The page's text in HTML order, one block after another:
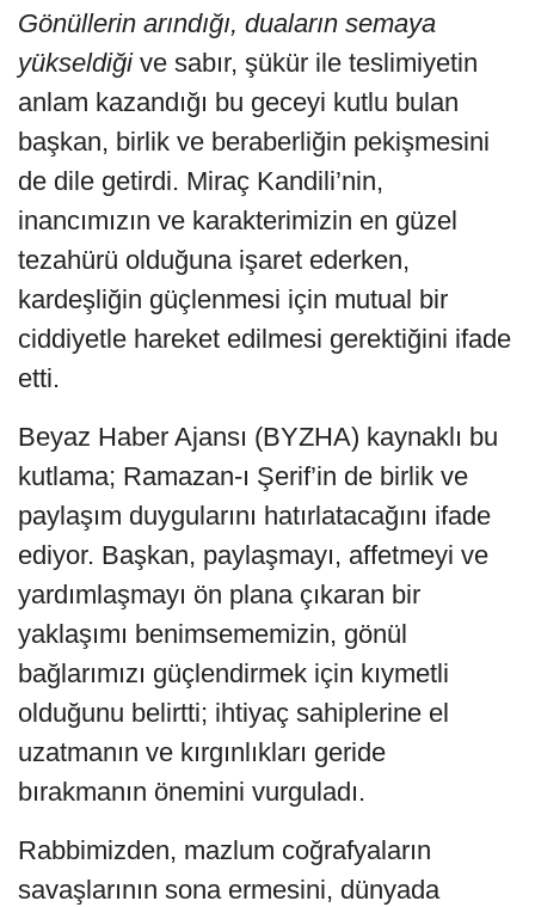
Gönüllerin arındığı, duaların semaya
yükseldiğive sabır, şükür ile teslimiyetin
anlam kazandığı bu geceyi kutlu bulan
başkan, birlik ve beraberliğin pekişmesini
de dile getirdi. Miraç Kandili’nin,
inancımızın ve karakterimizin en güzel
tezahürü olduğuna işaret ederken,
kardeşliğin güçlenmesi için mutual bir
ciddiyetle hareket edilmesi gerektiğini ifade
etti.
Beyaz Haber Ajansı (BYZHA) kaynaklı bu
kutlama; Ramazan-ı Şerif’in de birlik ve
paylaşım duygularını hatırlatacağını ifade
ediyor. Başkan, paylaşmayı, affetmeyi ve
yardımlaşmayı ön plana çıkaran bir
yaklaşımı benimsememizin, gönül
bağlarımızı güçlendirmek için kıymetli
olduğunu belirtti; ihtiyaç sahiplerine el
uzatmanın ve kırgınlıkları geride
bırakmanın önemini vurguladı.
Rabbimizden, mazlum coğrafyaların
savaşlarının sona ermesini, dünyada